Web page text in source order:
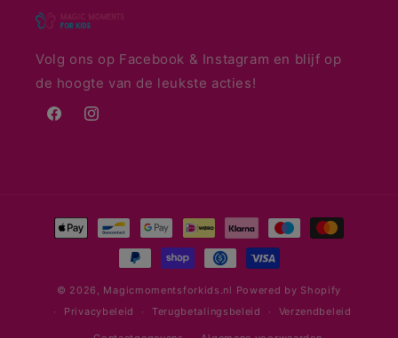
Volg ons op Facebook & Instagram en blijf op
de hoogte van de leukste acties!
FacebookInstagram
Betaalmethoden
© 2026, Magicmomentsforkids.nl Powered by Shopify
Privacybeleid
Terugbetalingsbeleid Verzendbeleid